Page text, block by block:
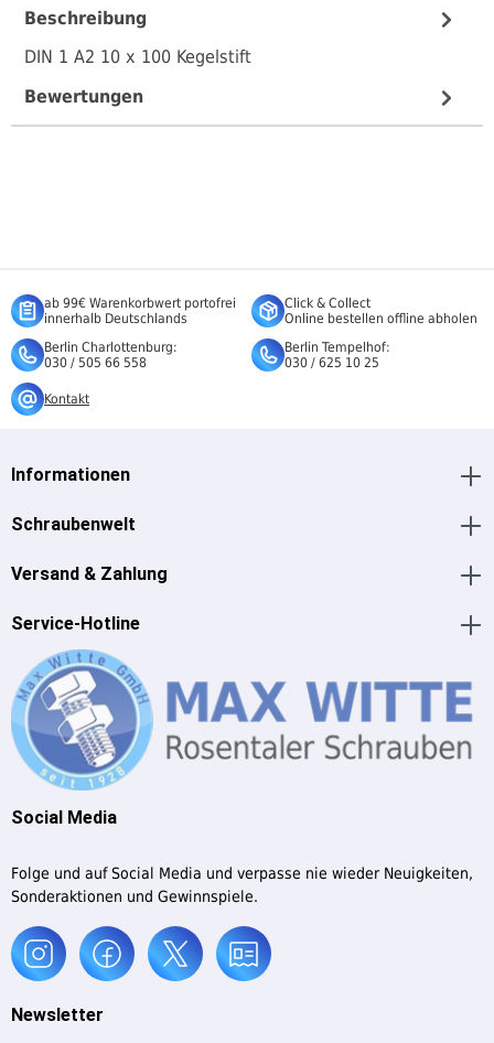
Beschreibung
DIN 1 A2 10 x 100 Kegelstift
Bewertungen
ab 99€ Warenkorbwert portofrei
innerhalb Deutschlands
Click & Collect
Online bestellen offline abholen
Berlin Charlottenburg:
030 / 505 66 558
Berlin Tempelhof:
030 / 625 10 25
Kontakt
Informationen
Schraubenwelt
Versand & Zahlung
Service-Hotline
Social Media
Folge und auf Social Media und verpasse nie wieder Neuigkeiten,
Sonderaktionen und Gewinnspiele.
Newsletter